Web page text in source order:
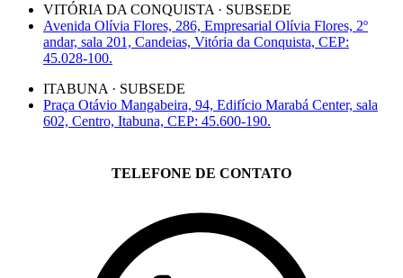
VITÓRIA DA CONQUISTA · SUBSEDE
Avenida Olívia Flores, 286, Empresarial Olívia Flores, 2º
andar, sala 201, Candeias, Vitória da Conquista, CEP:
45.028-100.
ITABUNA · SUBSEDE
Praça Otávio Mangabeira, 94, Edifício Marabá Center, sala
602, Centro, Itabuna, CEP: 45.600-190.
TELEFONE DE CONTATO